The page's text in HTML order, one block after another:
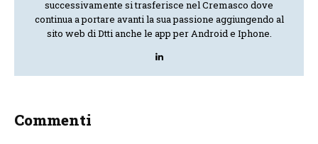
successivamente si trasferisce nel Cremasco dove
continua a portare avanti la sua passione aggiungendo al
sito web di Dtti anche le app per Android e Iphone.
Commenti